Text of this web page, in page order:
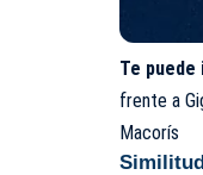
Te
frente a
Macorís